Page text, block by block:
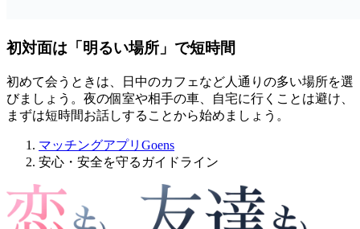
初対面は「明るい場所」で短時間
初めて会うときは、日中のカフェなど人通りの多い場所を選
びましょう。夜の個室や相手の車、自宅に行くことは避け、
まずは短時間お話しすることから始めましょう。
マッチングアプリGoens
安心・安全を守るガイドライン